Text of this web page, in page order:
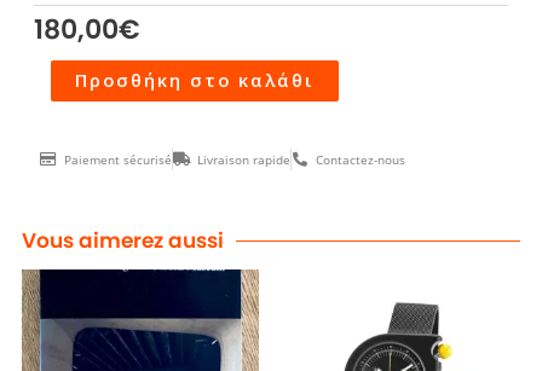
180,00€
Montre
MACH
Mini
cuir
ποσότητα
Προσθήκη στο καλάθι
Paiement sécurisé Livraison rapide Contactez-nous
Vous aimerez aussi